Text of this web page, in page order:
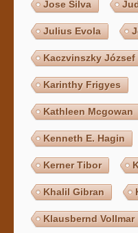
Jose Silva
Julius Evola
Kaczvinszky József
Karinthy Frigyes
Kathleen Mcgowan
Kenneth E. Hagin
Kerner Tibor
Khalil Gibran
Klausbernd Vollmar